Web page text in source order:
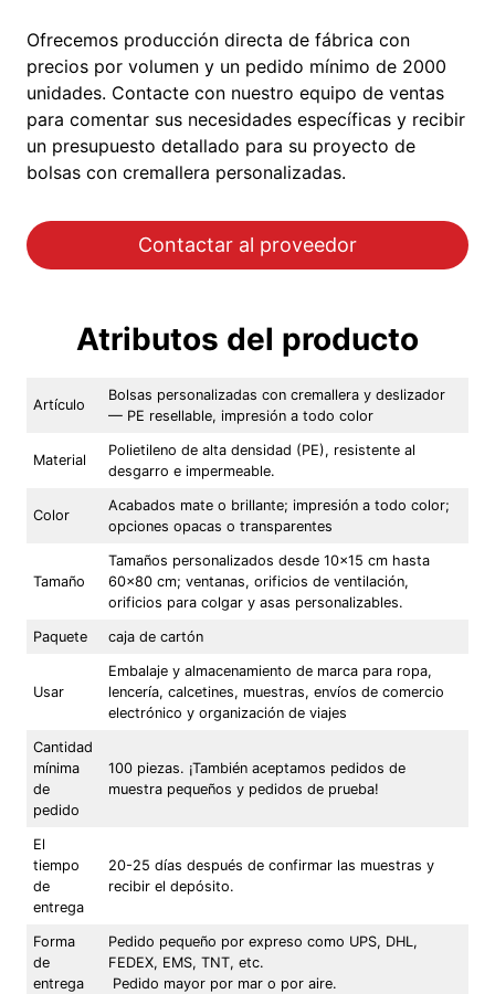
Ofrecemos producción directa de fábrica con
precios por volumen y un pedido mínimo de 2000
unidades. Contacte con nuestro equipo de ventas
para comentar sus necesidades específicas y recibir
un presupuesto detallado para su proyecto de
bolsas con cremallera personalizadas.
Contactar al proveedor
Atributos del producto
Artículo
Bolsas personalizadas con cremallera y deslizador
— PE resellable, impresión a todo color
Material
Polietileno de alta densidad (PE), resistente al
desgarro e impermeable.
Color
Acabados mate o brillante; impresión a todo color;
opciones opacas o transparentes
Tamaño
Tamaños personalizados desde 10×15 cm hasta
60×80 cm; ventanas, orificios de ventilación,
orificios para colgar y asas personalizables.
Paquete caja de cartón
Usar
Embalaje y almacenamiento de marca para ropa,
lencería, calcetines, muestras, envíos de comercio
electrónico y organización de viajes
Cantidad
mínima
de
pedido
100 piezas. ¡También aceptamos pedidos de
muestra pequeños y pedidos de prueba!
El
tiempo
de
entrega
20-25 días después de confirmar las muestras y
recibir el depósito.
Forma
de
entrega
Pedido pequeño por expreso como UPS, DHL,
FEDEX, EMS, TNT, etc.
Pedido mayor por mar o por aire.